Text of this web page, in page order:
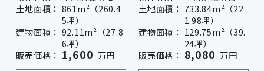
土地面積： 861m²（260.4
5坪）
建物面積： 92.11m²（27.8
6坪）
販売価格： 1,600 万円
土地面積： 733.84m²（22
1.98坪）
建物面積： 129.75m²（39.
24坪）
販売価格： 8,080 万円